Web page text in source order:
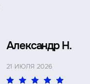
Александр Н.
21 ИЮЛЯ 2026